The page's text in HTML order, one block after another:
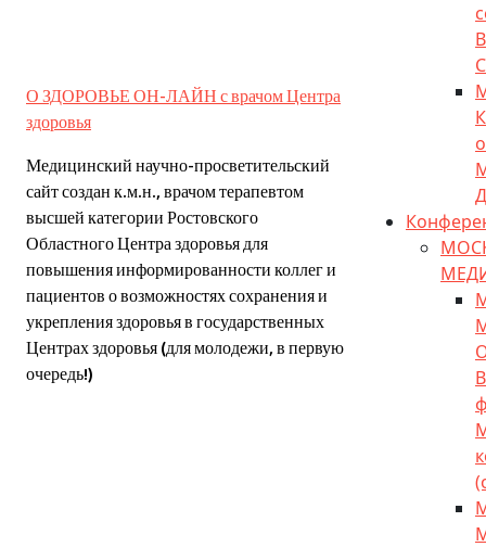
О ЗДОРОВЬЕ ОН-ЛАЙН с врачом Центра
здоровья
Медицинский научно-просветительский
сайт создан к.м.н., врачом терапевтом
высшей категории Ростовского
Областного Центра здоровья для
повышения информированности коллег и
пациентов о возможностях сохранения и
укрепления здоровья в государственных
Центрах здоровья (для молодежи, в первую
очередь!)